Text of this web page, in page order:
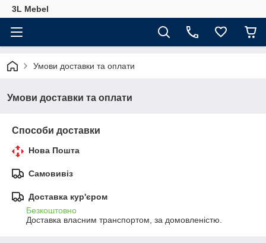
3L Mebel
Умови доставки та оплати
Умови доставки та оплати
Способи доставки
Нова Пошта
Самовивіз
Доставка кур'єром
Безкоштовно
Доставка власним транспортом, за домовленістю.